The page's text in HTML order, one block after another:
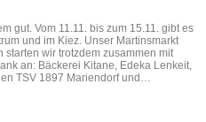
gut. Vom 11.11. bis zum 15.11. gibt es
und im Kiez. Unser Martinsmarkt
starten wir trotzdem zusammen mit
an: Bäckerei Kitane, Edeka Lenkeit,
TSV 1897 Mariendorf und…